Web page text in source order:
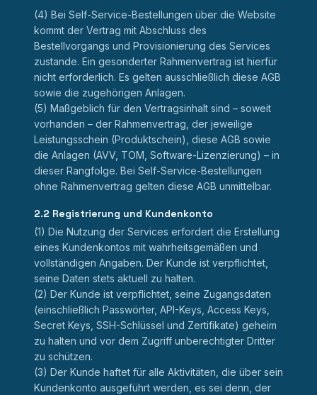
(4) Bei Self-Service-Bestellungen über die Website
kommt der Vertrag mit Abschluss des
Bestellvorgangs und Provisionierung des Services
zustande. Ein gesonderter Rahmenvertrag ist hierfür
nicht erforderlich. Es gelten ausschließlich diese AGB
sowie die zugehörigen Anlagen.
(5) Maßgeblich für den Vertragsinhalt sind – soweit
vorhanden – der Rahmenvertrag, der jeweilige
Leistungsschein (Produktschein), diese AGB sowie
die Anlagen (AVV, TOM, Software-Lizenzierung) – in
dieser Rangfolge. Bei Self-Service-Bestellungen
ohne Rahmenvertrag gelten diese AGB unmittelbar.
2.2 Registrierung und Kundenkonto
(1) Die Nutzung der Services erfordert die Erstellung
eines Kundenkontos mit wahrheitsgemäßen und
vollständigen Angaben. Der Kunde ist verpflichtet,
seine Daten stets aktuell zu halten.
(2) Der Kunde ist verpflichtet, seine Zugangsdaten
(einschließlich Passwörter, API-Keys, Access Keys,
Secret Keys, SSH-Schlüssel und Zertifikate) geheim
zu halten und vor dem Zugriff unberechtigter Dritter
zu schützen.
(3) Der Kunde haftet für alle Aktivitäten, die über sein
Kundenkonto ausgeführt werden, es sei denn, der